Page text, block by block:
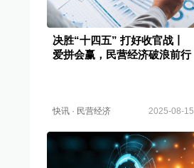
决胜“十四五” 打好收官战丨
爱拼会赢，民营经济破浪前行
快讯 · 民营经济 2025-08-15